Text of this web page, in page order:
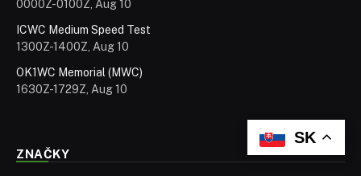
0000Z-0100Z, Aug 10
ICWC Medium Speed Test
1300Z-1400Z, Aug 10
OK1WC Memorial (MWC)
1630Z-1729Z, Aug 10
ZNAČKY
SK